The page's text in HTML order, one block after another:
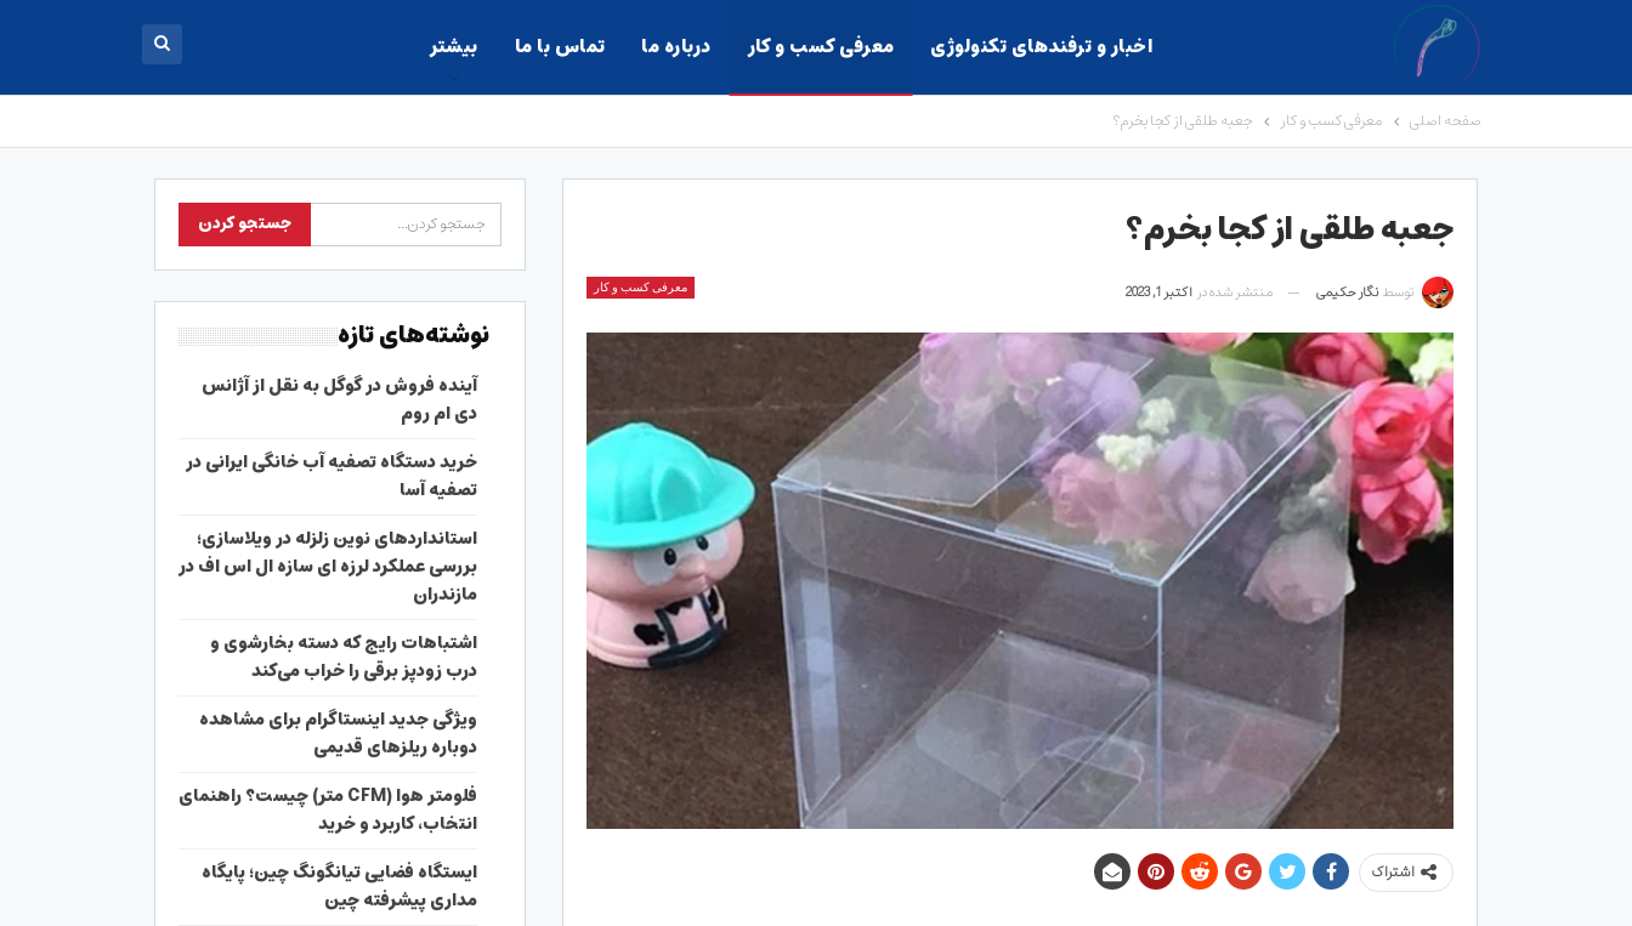
اخبار و ترفندهای تکنولوژی معرفی کسب و کار درباره ما تماس با ما بیشتر
صفحه اصلی معرفی کسب و کار جعبه طلقی از کجا بخرم؟
جعبه طلقی از کجا بخرم؟
معرفی کسب و کار توسط نگار حکیمی منتشر شده در اکتبر 1, 2023
اشتراک
نوشته‌های تازه
آینده فروش در گوگل به نقل از آژانس
دی ام روم
خرید دستگاه تصفیه آب خانگی ایرانی در
تصفیه آسا
استانداردهای نوین زلزله در ویلاسازی؛
بررسی عملکرد لرزه ای سازه ال اس اف در
مازندران
اشتباهات رایج که دسته بخارشوی و
درب زودپز برقی را خراب می‌کند
ویژگی جدید اینستاگرام برای مشاهده
دوباره ریلزهای قدیمی
فلومتر هوا (CFM متر) چیست؟ راهنمای
انتخاب، کاربرد و خرید
ایستگاه فضایی تیانگونگ چین؛ پایگاه
مداری پیشرفته چین